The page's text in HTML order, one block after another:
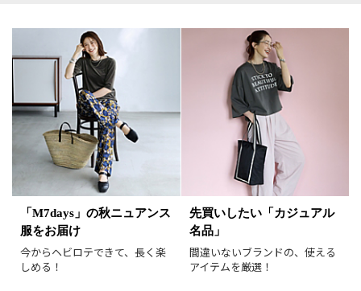
掲載雑誌
価格 円～ 円
表示オプション
すべて
新着
再入荷
ラスト1
「M7days」の秋ニュアンス
服をお届け
今からヘビロテできて、長く楽
しめる！
先買いしたい「カジュアル
名品」
間違いないブランドの、使える
アイテムを厳選！